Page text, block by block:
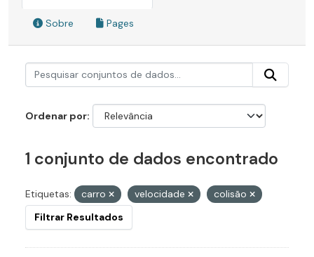
Sobre Pages
Ordenar por
1 conjunto de dados encontrado
Etiquetas: carro velocidade
colisão
Filtrar Resultados